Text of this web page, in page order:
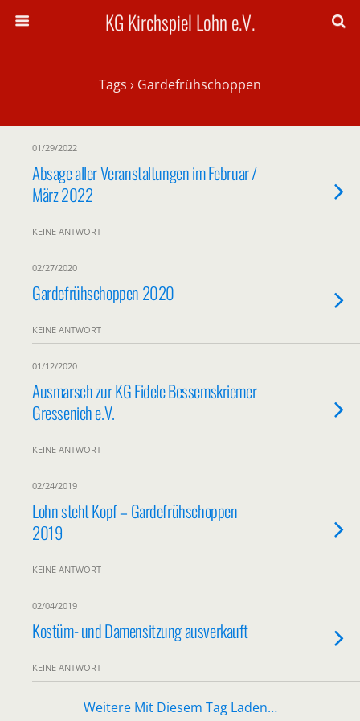
KG Kirchspiel Lohn e.V.
Tags › Gardefrühschoppen
01/29/2022
Absage aller Veranstaltungen im Februar /
März 2022
KEINE ANTWORT
02/27/2020
Gardefrühschoppen 2020
KEINE ANTWORT
01/12/2020
Ausmarsch zur KG Fidele Bessemskriemer
Gressenich e.V.
KEINE ANTWORT
02/24/2019
Lohn steht Kopf – Gardefrühschoppen
2019
KEINE ANTWORT
02/04/2019
Kostüm- und Damensitzung ausverkauft
KEINE ANTWORT
Weitere Mit Diesem Tag Laden…